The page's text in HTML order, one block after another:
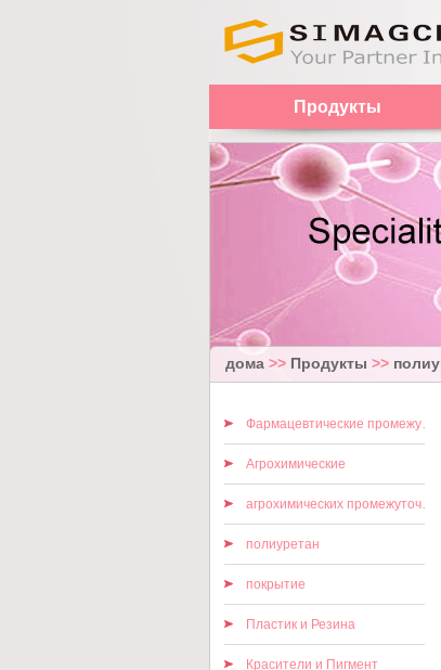
Продукты
дома>> Продукты >>
Фармацевтические промежуточные
Агрохимические
агрохимических промежуточных
полиуретан
покрытие
Пластик и Резина
Красители и Пигмент